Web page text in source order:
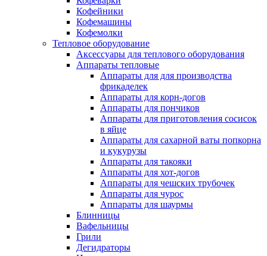
Кофейники
Кофемашины
Кофемолки
Тепловое оборудование
Аксессуары для теплового оборудования
Аппараты тепловые
Аппараты для для производства
фрикаделек
Аппараты для корн-догов
Аппараты для пончиков
Аппараты для приготовления сосисок
в яйце
Аппараты для сахарной ваты попкорна
и кукурузы
Аппараты для такояки
Аппараты для хот-догов
Аппараты для чешских трубочек
Аппараты для чурос
Аппараты для шаурмы
Блинницы
Вафельницы
Грили
Дегидраторы